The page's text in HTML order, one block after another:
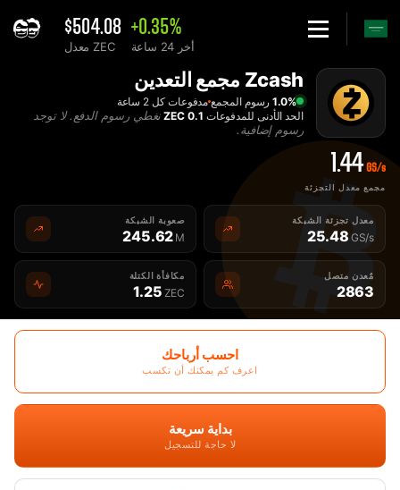
$504.08
معدل ZEC
+0.35%
أخر 24 ساعة
Home
أفضل ZEC Zcash مجمع التعدين - 2Miners
Zcash مجمع التعدين
1.0%رسوم المجمع مدفوعات كل 2 ساعة
الحد الأدنى للمدفوعات 0.1 ZEC
نغطي رسوم الدفع. لا توجد
رسوم إضافية.
1.44 GS/s
مجمع معدل التجزئة
معدل تجزئة الشبكة
25.48 GS/s
صعوبة الشبكة
245.62 M
مٌعدن متصل
2863
مكافأة الكتلة
1.25 ZEC
احسب أرباحك
اعرف كم يمكنك أن تكسب
بداية سريعة
لا حاجة للتسجيل